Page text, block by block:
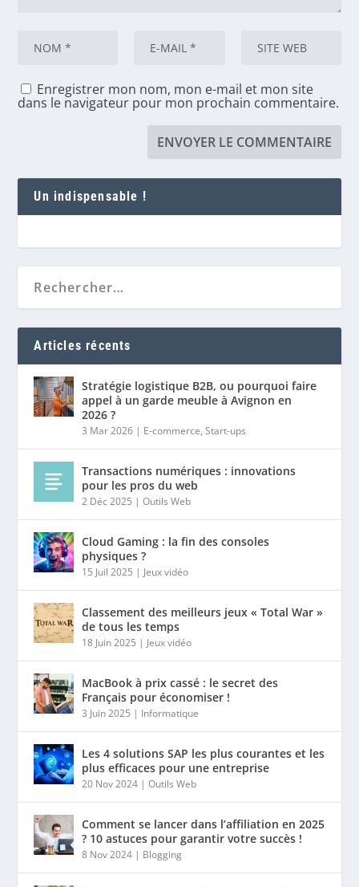
Enregistrer mon nom, mon e-mail et mon site
dans le navigateur pour mon prochain commentaire.
Un indispensable !
Articles récents
Stratégie logistique B2B, ou pourquoi faire
appel à un garde meuble à Avignon en
2026 ?
3 Mar 2026 | E-commerce,Start-ups
Transactions numériques : innovations
pour les pros du web
2 Déc 2025 |Outils Web
Cloud Gaming : la fin des consoles
physiques ?
15 Juil 2025 | Jeux vidéo
Classement des meilleurs jeux « Total War »
de tous les temps
18 Juin 2025 | Jeux vidéo
MacBook à prix cassé : le secret des
Français pour économiser !
3 Juin 2025 | Informatique
Les 4 solutions SAP les plus courantes et les
plus efficaces pour une entreprise
20 Nov 2024 |Outils Web
Comment se lancer dans l’affiliation en 2025
? 10 astuces pour garantir votre succès !
8 Nov 2024 | Blogging